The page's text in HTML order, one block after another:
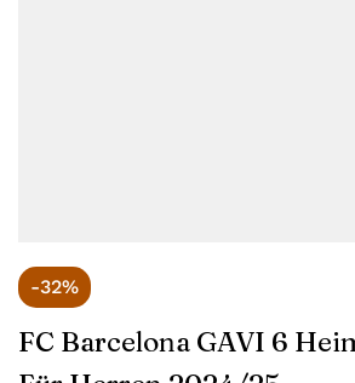
-32%
FC Barcelona GAVI 6